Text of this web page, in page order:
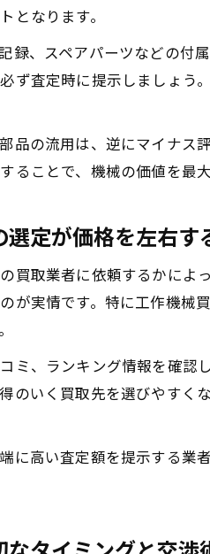
となります。
録、スペアパーツなどの付
ず査定時に提示しましょう
品の流用は、逆にマイナス
ることで、機械の価値を最
定が価格を左右す
買取業者に依頼するかによ
が実情です。特に工作機械
ミ、ランキング情報を確認
のいく買取先を選びやすく
に高い査定額を提示する業